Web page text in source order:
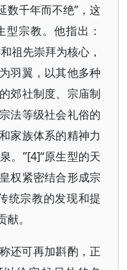
数千年而不绝”，这
宗教。他指出：
祖先崇拜为核心，
羽翼，以其他多种
郊社制度、宗庙制
法等级社会礼俗的
家族体系的精神力
。”[4]“原生型的天
权紧密结合形成宗
统宗教的发现和提
。
还可再加斟酌，正